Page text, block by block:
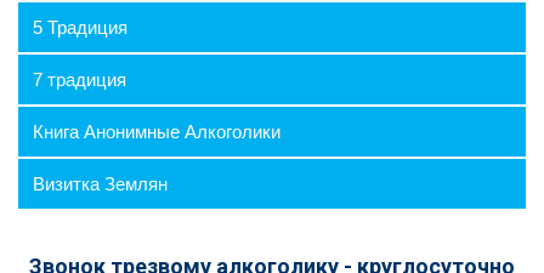
5 Традиция
7 традиция
Книга Анонимные Алкоголики
Визитка Землян
Звонок трезвому алкоголику - круглосуточно